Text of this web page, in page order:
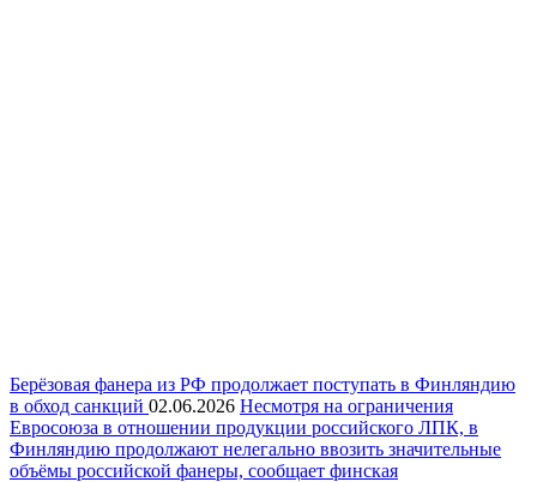
Берёзовая фанера из РФ продолжает поступать в Финляндию
в обход санкций 02.06.2026 Несмотря на ограничения
Евросоюза в отношении продукции российского ЛПК, в
Финляндию продолжают нелегально ввозить значительные
объёмы российской фанеры, сообщает финская